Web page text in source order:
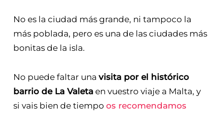
No es la ciudad más grande, ni tampoco la
más poblada, pero es una de las ciudades más
bonitas de la isla.
No puede faltar una visita por el histórico
barrio de La Valetaen vuestro viaje a Malta, y
si vais bien de tiempo os recomendamos